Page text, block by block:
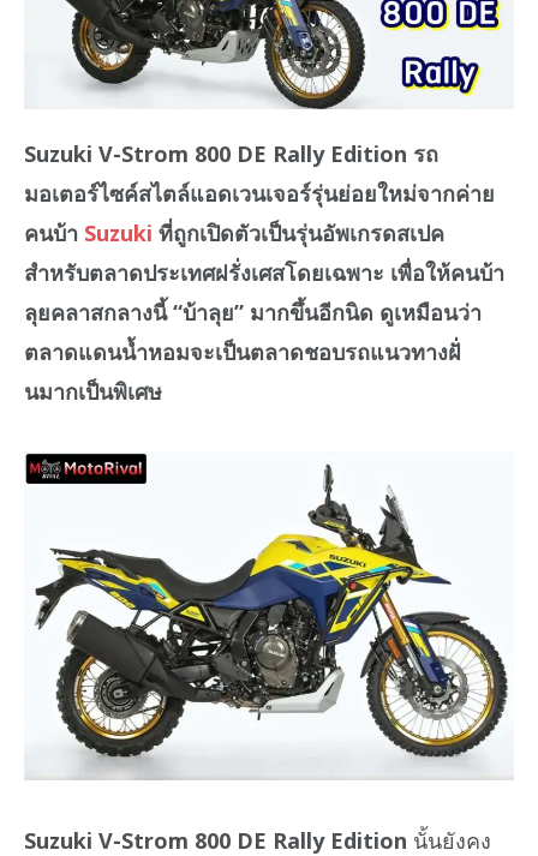
Suzuki V-Strom 800 DE Rally Edition รถ
มอเตอร์ไซค์สไตล์แอดเวนเจอร์รุ่นย่อยใหม่จากค่าย
คนบ้า Suzuki ที่ถูกเปิดตัวเป็นรุ่นอัพเกรดสเปค
สำหรับตลาดประเทศฝรั่งเศสโดยเฉพาะ เพื่อให้คนบ้า
ลุยคลาสกลางนี้ “บ้าลุย” มากขึ้นอีกนิด ดูเหมือนว่า
ตลาดแดนน้ำหอมจะเป็นตลาดชอบรถแนวทางฝั่
นมากเป็นพิเศษ
Suzuki V-Strom 800 DE Rally Edition นั้นยังคง